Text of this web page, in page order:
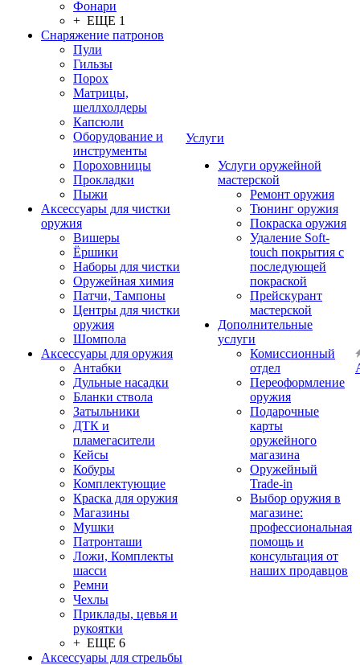
Фонари
+ ЕЩЕ 1
Снаряжение патронов
Пули
Гильзы
Порох
Матрицы,
шеллхолдеры
Капсюли
Оборудование и
инструменты
Пороховницы
Прокладки
Пыжи
Аксессуары для чистки
оружия
Вишеры
Ёршики
Наборы для чистки
Оружейная химия
Патчи, Тампоны
Центры для чистки
оружия
Шомпола
Аксессуары для оружия
Антабки
Дульные насадки
Бланки ствола
Затыльники
ДТК и
пламегасители
Кейсы
Кобуры
Комплектующие
Краска для оружия
Магазины
Мушки
Патронташи
Ложи, Комплекты
шасси
Ремни
Чехлы
Приклады, цевья и
рукоятки
+ ЕЩЕ 6
Аксессуары для стрельбы
Услуги
Услуги оружейной
мастерской
Ремонт оружия
Тюнинг оружия
Покраска оружия
Удаление Soft-
touch покрытия с
последующей
покраской
Прейскурант
мастерской
Дополнительные
услуги
Комиссионный
отдел
Переоформление
оружия
Подарочные
карты
оружейного
магазина
Оружейный
Trade-in
Выбор оружия в
магазине:
профессиональная
помощь и
консультация от
наших продавцов